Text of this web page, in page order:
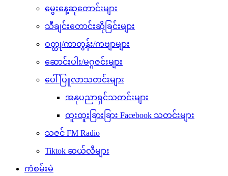
မွေးနေ့ဆုတောင်းများ
သီချင်းတောင်းဆိုခြင်းများ
ဝတ္ထု/ကာတွန်း/ကဗျာများ
ဆောင်းပါး/မဂ္ဂဇင်းများ
ပေါ်ပြူလာသတင်းများ
အနုပညာရှင်သတင်းများ
ထူးထူးခြားခြား Facebook သတင်းများ
သဇင် FM Radio
Tiktok ဆယ်လီများ
ကံစမ်းမဲ